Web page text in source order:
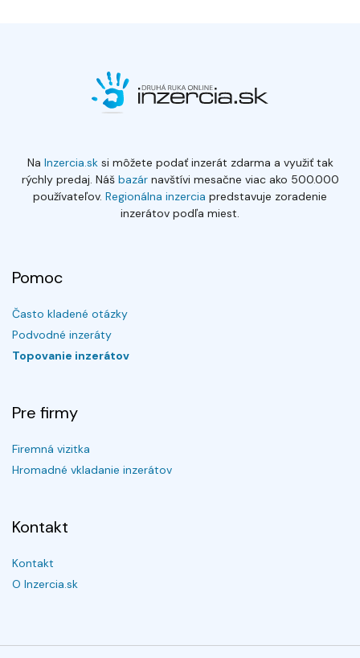
Na Inzercia.sksi môžete podať inzerát zdarma a využiť tak
rýchly predaj. Náš bazárnavštívi mesačne viac ako 500.000
používateľov. Regionálna inzercia predstavuje zoradenie
inzerátov podľa miest.
Pomoc
Často kladené otázky
Podvodné inzeráty
Topovanie inzerátov
Pre firmy
Firemná vizitka
Hromadné vkladanie inzerátov
Kontakt
Kontakt
O Inzercia.sk